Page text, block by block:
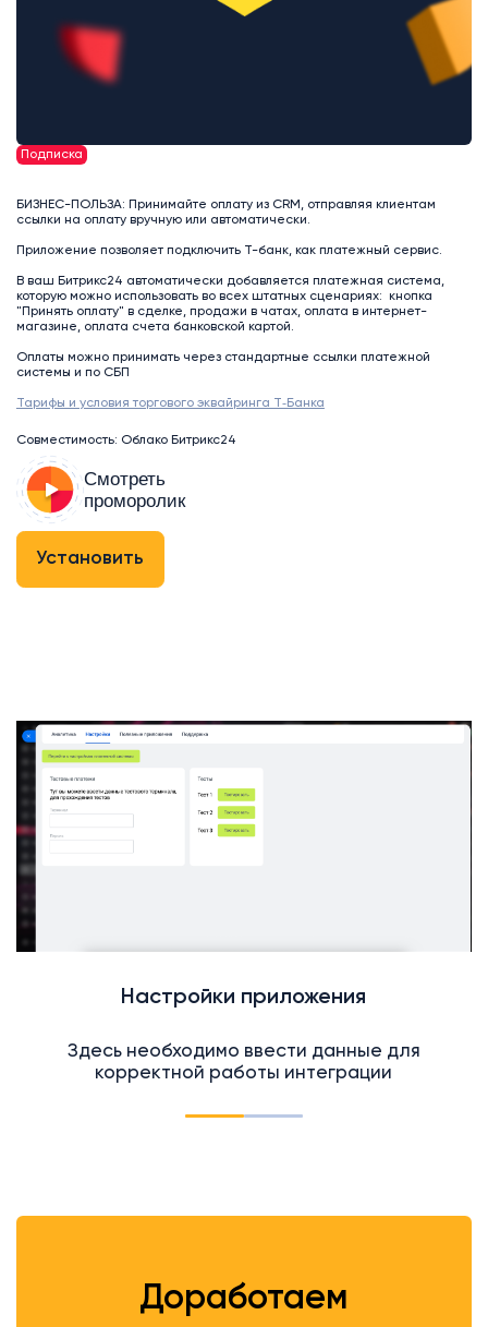
Подписка
БИЗНЕС-ПОЛЬЗА: Принимайте оплату из CRM, отправляя клиентам
ссылки на оплату вручную или автоматически.
Приложение позволяет подключить Т-банк, как платежный сервис.
В ваш Битрикс24 автоматически добавляется платежная система,
которую можно использовать во всех штатных сценариях: кнопка
"Принять оплату" в сделке, продажи в чатах, оплата в интернет-
магазине, оплата счета банковской картой.
Оплаты можно принимать через стандартные ссылки платежной
системы и по СБП
Тарифы и условия торгового эквайринга Т‑Банка
Совместимость: Облако Битрикс24
Смотреть
проморолик
Установить
Настройки приложения
Здесь необходимо ввести данные для
корректной работы интеграции
Доработаем